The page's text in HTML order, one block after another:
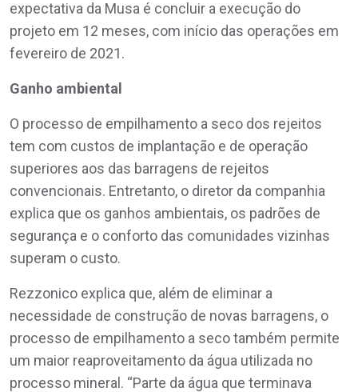
expectativa da Musa é concluir a execução do
projeto em 12 meses, com início das operações em
fevereiro de 2021.
Ganho ambiental
O processo de empilhamento a seco dos rejeitos
tem com custos de implantação e de operação
superiores aos das barragens de rejeitos
convencionais. Entretanto, o diretor da companhia
explica que os ganhos ambientais, os padrões de
segurança e o conforto das comunidades vizinhas
superam o custo.
Rezzonico explica que, além de eliminar a
necessidade de construção de novas barragens, o
processo de empilhamento a seco também permite
um maior reaproveitamento da água utilizada no
processo mineral. “Parte da água que terminava